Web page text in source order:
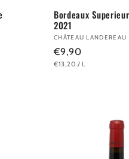
Bordeaux
2021
Anbieter:
CHÂTEAU LANDEREAU
Normaler
Preis
€9,90
GRUNDPREIS
€13,20 / PRO
L